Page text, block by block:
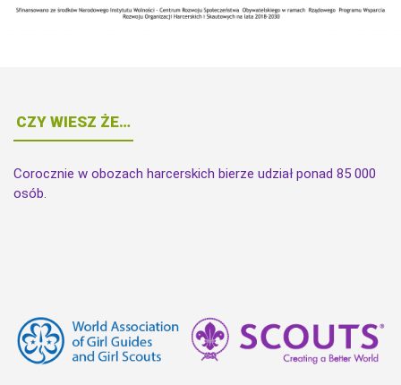
CZY WIESZ ŻE…
Corocznie w obozach harcerskich bierze udział ponad 85 000
osób.